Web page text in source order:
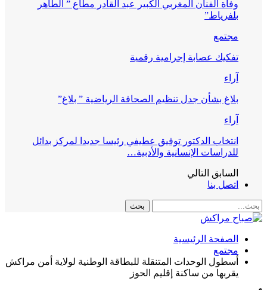
وفاة الفنان المغربي الكبير عبد القادر مطاع ” الطاهر
بلفرياط”
مجتمع
تفكيك عصابة إجرامية رقمية
آراء
بلاغ بشأن جدل تنظيم الصحافة الرياضية ” بلاغ”
آراء
انتخاب الدكتور توفيق عطيفي رئيسا جديدا لمركز بدائل
للدراسات الإنسانية والأدبية…
السابق التالي
اتصل بنا
الصفحة الرئيسية
مجتمع
أسطول الوحدات المتنقلة للبطاقة الوطنية لولاية أمن مراكش
يقربها من ساكنة إقليم الحوز